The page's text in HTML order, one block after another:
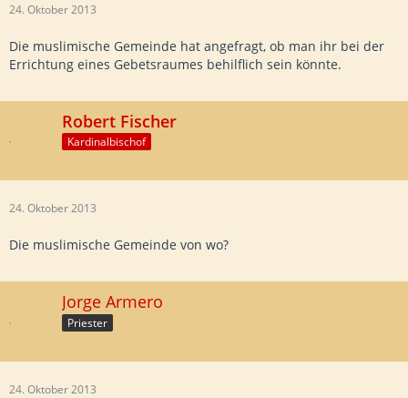
24. Oktober 2013
Die muslimische Gemeinde hat angefragt, ob man ihr bei der
Errichtung eines Gebetsraumes behilflich sein könnte.
Robert Fischer
Kardinalbischof
24. Oktober 2013
Die muslimische Gemeinde von wo?
Jorge Armero
Priester
24. Oktober 2013